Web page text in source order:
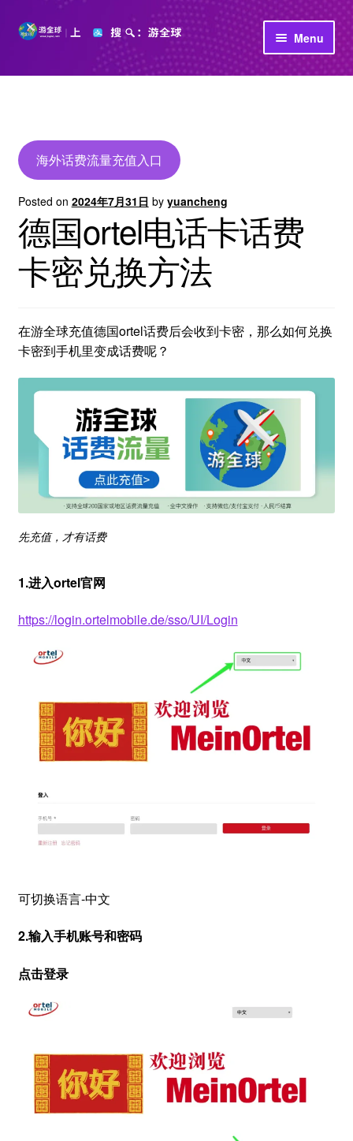
Skip
Skip
Menu
首页
公司介绍
海外话费流量充值入口
Posted on 2024年7月31日 by yuancheng
德国ortel电话卡话费
卡密兑换方法
在游全球充值德国ortel话费后会收到卡密，那么如何兑换
卡密到手机里变成话费呢？
先充值，才有话费
1.进入ortel官网
https://login.ortelmobile.de/sso/UI/Login
可切换语言-中文
2.输入手机账号和密码
点击登录